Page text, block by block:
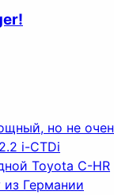
но не
i-CTDi
Toyota C-HR
Германии